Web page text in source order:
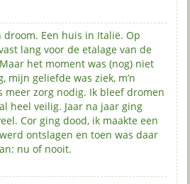
droom. Een huis in Italië. Op
lang voor de etalage van de
het moment was (nog) niet
mijn geliefde was ziek, m’n
meer zorg nodig. Ik bleef dromen
heel veilig. Jaar na jaar ging
Cor ging dood, ik maakte een
ontslagen en toen was daar
nu of nooit.